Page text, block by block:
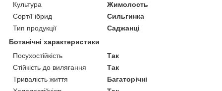
Культура
Жимолость
Сорт/Гібрид
Сильгинка
Тип продукції
Саджанці
Ботанічні характеристики
Посухостійкість
Так
Стійкість до вилягання
Так
Тривалість життя
Багаторічні